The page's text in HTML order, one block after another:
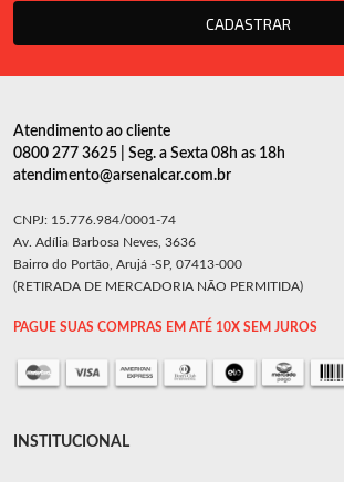
CADASTRAR
Atendimento ao cliente
0800 277 3625 | Seg. a Sexta 08h as 18h
atendimento@arsenalcar.com.br
CNPJ: 15.776.984/0001-74
Av. Adília Barbosa Neves, 3636
Bairro do Portão, Arujá -SP, 07413-000
(RETIRADA DE MERCADORIA NÃO PERMITIDA)
PAGUE SUAS COMPRAS EM ATÉ 10X SEM JUROS
INSTITUCIONAL